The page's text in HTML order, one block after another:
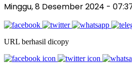
Minggu, 8 Desember 2024 -
URL berhasil dicopy